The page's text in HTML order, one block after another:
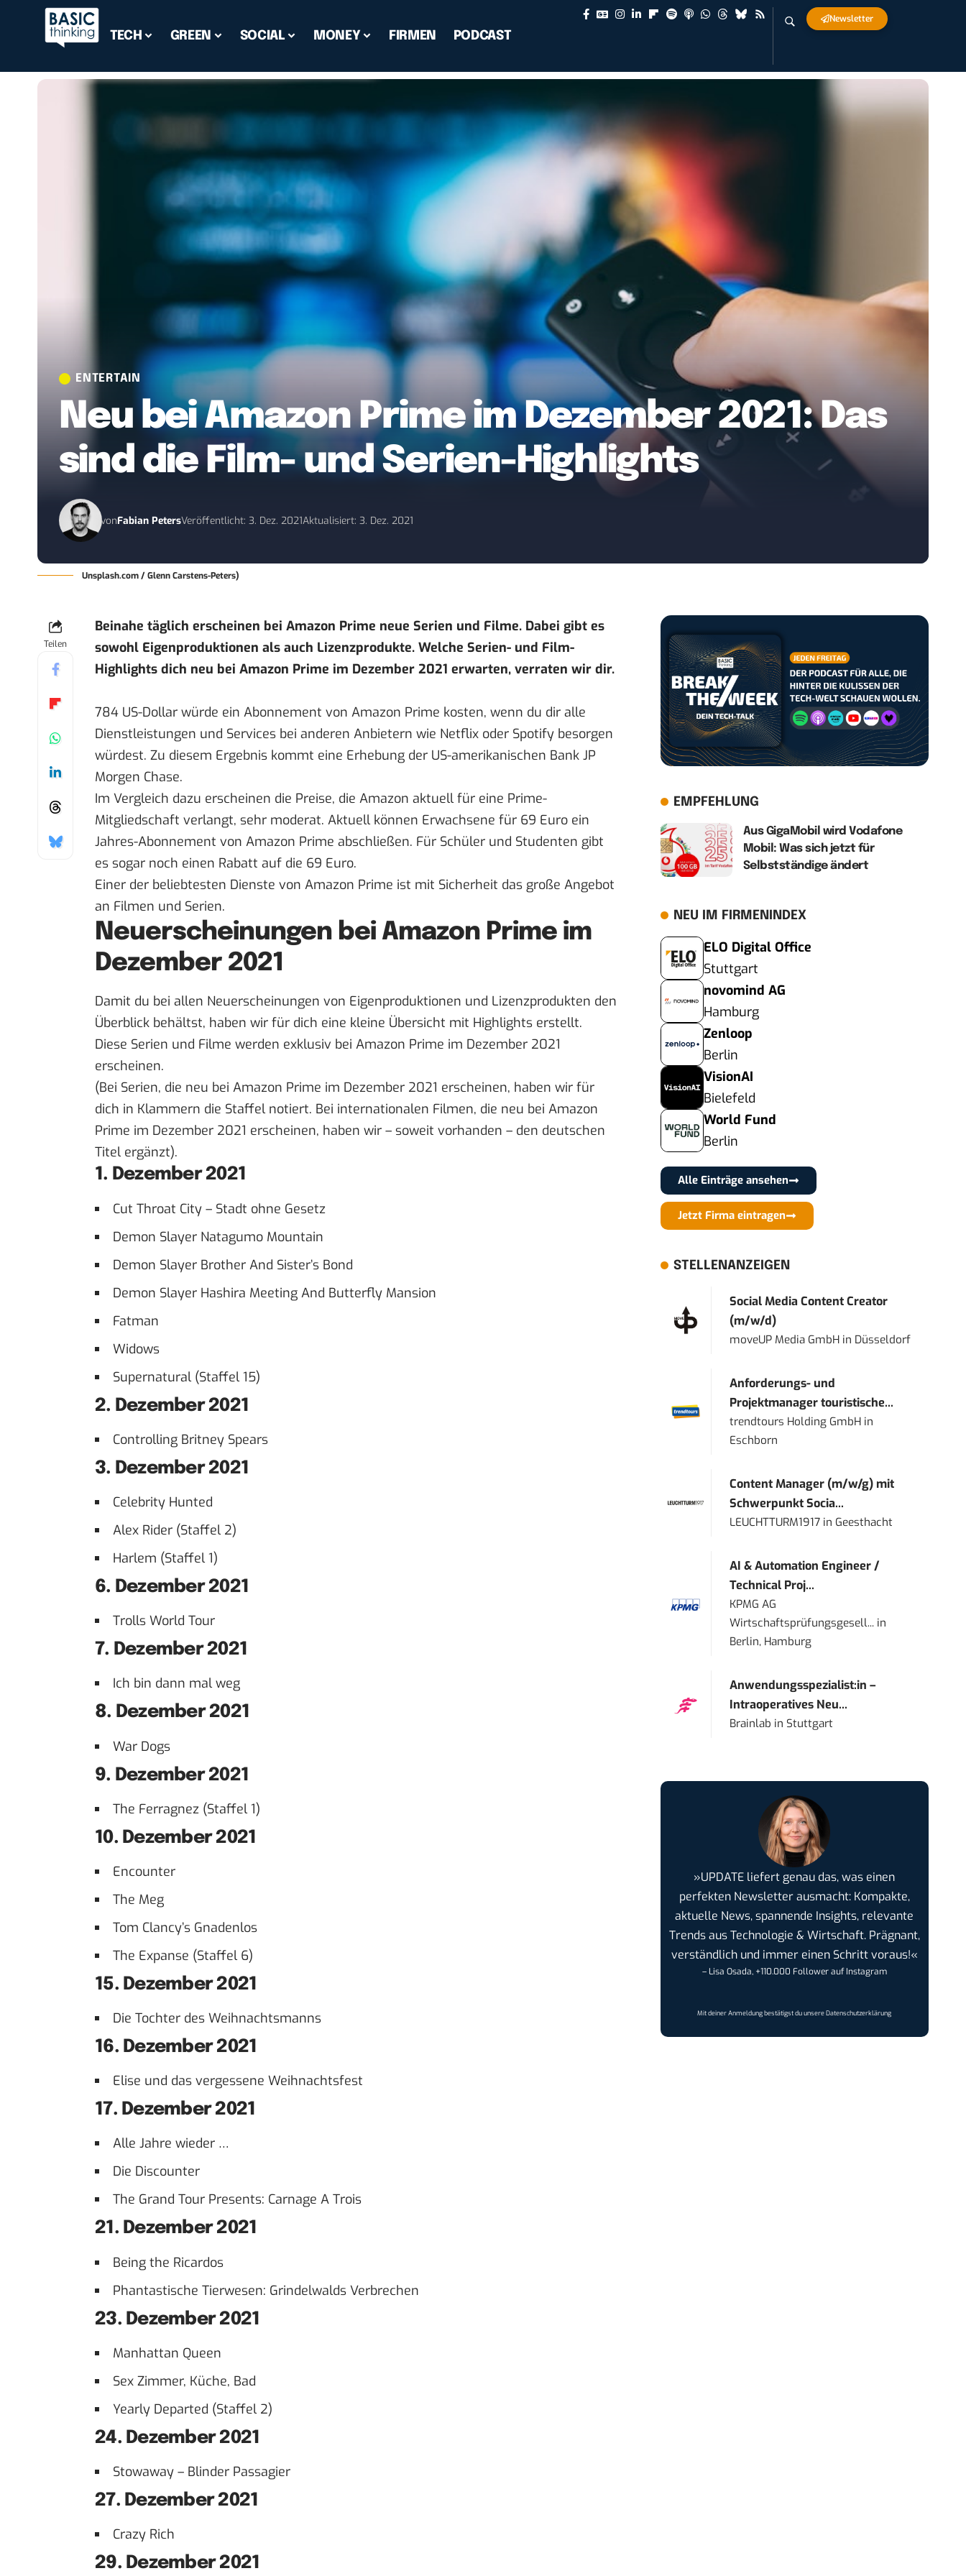
TECH GREEN SOCIAL MONEY FIRMEN PODCAST
Newsletter
ENTERTAIN
Neu bei Amazon Prime im Dezember 2021: Das
sind die Film- und Serien-Highlights
vonFabian PetersVeröffentlicht: 3. Dez. 2021Aktualisiert: 3. Dez. 2021
Unsplash.com / Glenn Carstens-Peters)
Teilen
Beinahe täglich erscheinen bei Amazon Prime neue Serien und Filme. Dabei gibt es
sowohl Eigenproduktionen als auch Lizenzprodukte. Welche Serien- und Film-
Highlights dich neu bei Amazon Prime im Dezember 2021 erwarten, verraten wir dir.
784 US-Dollar würde ein Abonnement von Amazon Prime kosten, wenn du dir alle
Dienstleistungen und Services bei anderen Anbietern wie Netflix oder Spotify besorgen
würdest. Zu diesem Ergebnis kommt eine Erhebung der US-amerikanischen Bank JP
Morgen Chase.
Im Vergleich dazu erscheinen die Preise, die Amazon aktuell für eine Prime-
Mitgliedschaft verlangt, sehr moderat. Aktuell können Erwachsene für 69 Euro ein
Jahres-Abonnement von Amazon Prime abschließen. Für Schüler und Studenten gibt
es sogar noch einen Rabatt auf die 69 Euro.
Einer der beliebtesten Dienste von Amazon Prime ist mit Sicherheit das große Angebot
an Filmen und Serien.
Neuerscheinungen bei Amazon Prime im
Dezember 2021
Damit du bei allen Neuerscheinungen von Eigenproduktionen und Lizenzprodukten den
Überblick behältst, haben wir für dich eine kleine Übersicht mit Highlights erstellt.
Diese Serien und Filme werden exklusiv bei Amazon Prime im Dezember 2021
erscheinen.
(Bei Serien, die neu bei Amazon Prime im Dezember 2021 erscheinen, haben wir für
dich in Klammern die Staffel notiert. Bei internationalen Filmen, die neu bei Amazon
Prime im Dezember 2021 erscheinen, haben wir – soweit vorhanden – den deutschen
Titel ergänzt).
1. Dezember 2021
Cut Throat City – Stadt ohne Gesetz
Demon Slayer Natagumo Mountain
Demon Slayer Brother And Sister’s Bond
Demon Slayer Hashira Meeting And Butterfly Mansion
Fatman
Widows
Supernatural (Staffel 15)
2. Dezember 2021
Controlling Britney Spears
3. Dezember 2021
Celebrity Hunted
Alex Rider (Staffel 2)
Harlem (Staffel 1)
6. Dezember 2021
Trolls World Tour
7. Dezember 2021
Ich bin dann mal weg
8. Dezember 2021
War Dogs
9. Dezember 2021
The Ferragnez (Staffel 1)
10. Dezember 2021
Encounter
The Meg
Tom Clancy’s Gnadenlos
The Expanse (Staffel 6)
15. Dezember 2021
Die Tochter des Weihnachtsmanns
16. Dezember 2021
Elise und das vergessene Weihnachtsfest
17. Dezember 2021
Alle Jahre wieder …
Die Discounter
The Grand Tour Presents: Carnage A Trois
21. Dezember 2021
Being the Ricardos
Phantastische Tierwesen: Grindelwalds Verbrechen
23. Dezember 2021
Manhattan Queen
Sex Zimmer, Küche, Bad
Yearly Departed (Staffel 2)
24. Dezember 2021
Stowaway – Blinder Passagier
27. Dezember 2021
Crazy Rich
29. Dezember 2021
EMPFEHLUNG
Aus GigaMobil wird Vodafone
Mobil: Was sich jetzt für
Selbstständige ändert
NEU IM FIRMENINDEX
ELO Digital Office
Stuttgart
novomind AG
Hamburg
Zenloop
Berlin
VisionAI
Bielefeld
World Fund
Berlin
Alle Einträge ansehen
Jetzt Firma eintragen
STELLENANZEIGEN
Social Media Content Creator
(m/w/d)
moveUP Media GmbH in Düsseldorf
Anforderungs- und
Projektmanager touristische...
trendtours Holding GmbH in
Eschborn
Content Manager (m/w/g) mit
Schwerpunkt Socia...
LEUCHTTURM1917 in Geesthacht
AI & Automation Engineer /
Technical Proj...
KPMG AG
Wirtschaftsprüfungsgesell... in
Berlin, Hamburg
Anwendungsspezialist:in –
Intraoperatives Neu...
Brainlab in Stuttgart
»UPDATE liefert genau das, was einen
perfekten Newsletter ausmacht: Kompakte,
aktuelle News, spannende Insights, relevante
Trends aus Technologie & Wirtschaft. Prägnant,
verständlich und immer einen Schritt voraus!«
– Lisa Osada, +110.000 Follower auf Instagram
Mit deiner Anmeldung bestätigst du unsereDatenschutzerklärung